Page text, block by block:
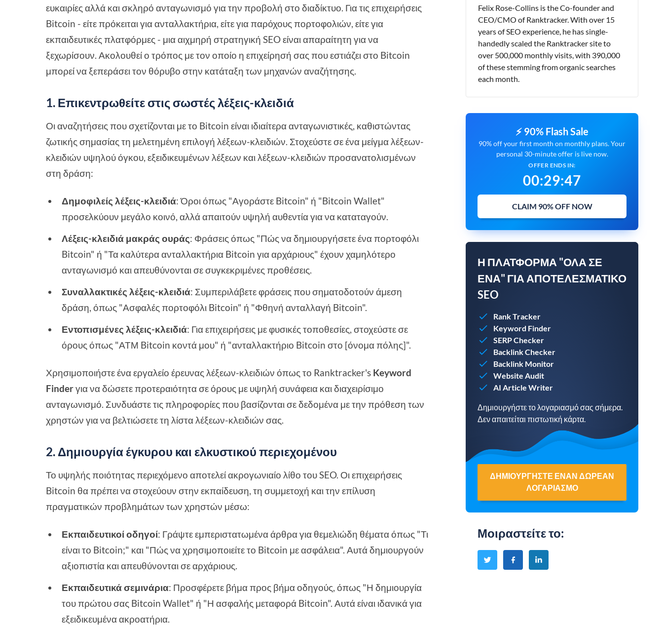
ευκαιρίες αλλά και σκληρό ανταγωνισμό για την προβολή στο διαδίκτυο. Για τις επιχειρήσεις
Bitcoin - είτε πρόκειται για ανταλλακτήρια, είτε για παρόχους πορτοφολιών, είτε για
εκπαιδευτικές πλατφόρμες - μια αιχμηρή στρατηγική SEO είναι απαραίτητη για να
ξεχωρίσουν. Ακολουθεί ο τρόπος με τον οποίο η επιχείρησή σας που εστιάζει στο Bitcoin
μπορεί να ξεπεράσει τον θόρυβο στην κατάταξη των μηχανών αναζήτησης.
1. Επικεντρωθείτε στις σωστές λέξεις-κλειδιά
Οι αναζητήσεις που σχετίζονται με το Bitcoin είναι ιδιαίτερα ανταγωνιστικές, καθιστώντας
ζωτικής σημασίας τη μελετημένη επιλογή λέξεων-κλειδιών. Στοχεύστε σε ένα μείγμα λέξεων-
κλειδιών υψηλού όγκου, εξειδικευμένων λέξεων και λέξεων-κλειδιών προσανατολισμένων
στη δράση:
Δημοφιλείς λέξεις-κλειδιά: Όροι όπως "Αγοράστε Bitcoin" ή "Bitcoin Wallet"
προσελκύουν μεγάλο κοινό, αλλά απαιτούν υψηλή αυθεντία για να καταταγούν.
Λέξεις-κλειδιά μακράς ουράς: Φράσεις όπως "Πώς να δημιουργήσετε ένα πορτοφόλι
Bitcoin" ή "Τα καλύτερα ανταλλακτήρια Bitcoin για αρχάριους" έχουν χαμηλότερο
ανταγωνισμό και απευθύνονται σε συγκεκριμένες προθέσεις.
Συναλλακτικές λέξεις-κλειδιά: Συμπεριλάβετε φράσεις που σηματοδοτούν άμεση
δράση, όπως "Ασφαλές πορτοφόλι Bitcoin" ή "Φθηνή ανταλλαγή Bitcoin".
Εντοπισμένες λέξεις-κλειδιά: Για επιχειρήσεις με φυσικές τοποθεσίες, στοχεύστε σε
όρους όπως "ΑΤΜ Bitcoin κοντά μου" ή "ανταλλακτήριο Bitcoin στο [όνομα πόλης]".
Χρησιμοποιήστε ένα εργαλείο έρευνας λέξεων-κλειδιών όπως το Ranktracker's Keyword
Finderγια να δώσετε προτεραιότητα σε όρους με υψηλή συνάφεια και διαχειρίσιμο
ανταγωνισμό. Συνδυάστε τις πληροφορίες που βασίζονται σε δεδομένα με την πρόθεση των
χρηστών για να βελτιώσετε τη λίστα λέξεων-κλειδιών σας.
2. Δημιουργία έγκυρου και ελκυστικού περιεχομένου
Το υψηλής ποιότητας περιεχόμενο αποτελεί ακρογωνιαίο λίθο του SEO. Οι επιχειρήσεις
Bitcoin θα πρέπει να στοχεύουν στην εκπαίδευση, τη συμμετοχή και την επίλυση
πραγματικών προβλημάτων των χρηστών μέσω:
Εκπαιδευτικοί οδηγοί: Γράψτε εμπεριστατωμένα άρθρα για θεμελιώδη θέματα όπως "Τι
είναι το Bitcoin;" και "Πώς να χρησιμοποιείτε το Bitcoin με ασφάλεια". Αυτά δημιουργούν
αξιοπιστία και απευθύνονται σε αρχάριους.
Εκπαιδευτικά σεμινάρια: Προσφέρετε βήμα προς βήμα οδηγούς, όπως "Η δημιουργία
του πρώτου σας Bitcoin Wallet" ή "Η ασφαλής μεταφορά Bitcoin". Αυτά είναι ιδανικά για
εξειδικευμένα ακροατήρια.
Felix Rose-Collins is the Co-founder and
CEO/CMO of Ranktracker. With over 15
years of SEO experience, he has single-
handedly scaled the Ranktracker site to
over 500,000 monthly visits, with 390,000
of these stemming from organic searches
each month.
⚡ 90% Flash Sale
90% off your first month on monthly plans. Your
personal 30-minute offer is live now.
OFFER ENDS IN:
00:29:45
CLAIM 90% OFF NOW
Η ΠΛΑΤΦΌΡΜΑ "ΌΛΑ ΣΕ
ΈΝΑ" ΓΙΑ ΑΠΟΤΕΛΕΣΜΑΤΙΚΌ
SEO
Rank Tracker
Keyword Finder
SERP Checker
Backlink Checker
Backlink Monitor
Website Audit
AI Article Writer
Δημιουργήστε το λογαριασμό σας σήμερα.
Δεν απαιτείται πιστωτική κάρτα.
ΔΗΜΙΟΥΡΓΉΣΤΕ ΈΝΑΝ ΔΩΡΕΆΝ
ΛΟΓΑΡΙΑΣΜΌ
Μοιραστείτε το: